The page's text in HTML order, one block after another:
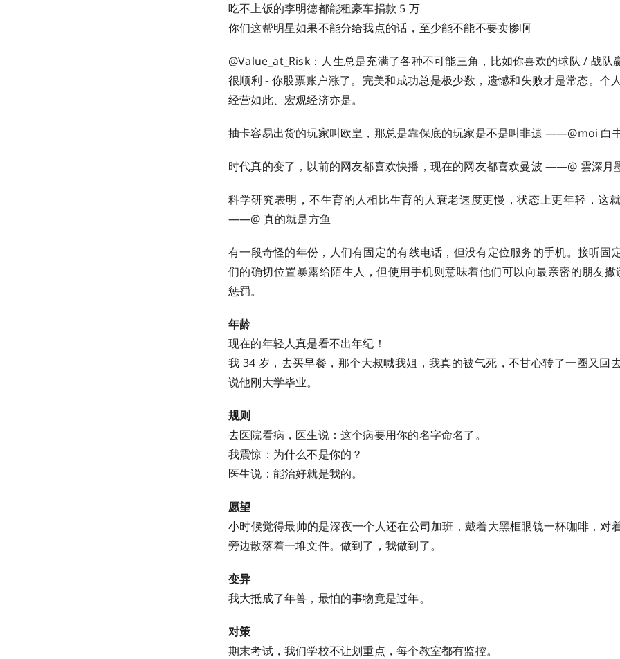
吃不上饭的李明德都能租豪车捐款 5 万
你们这帮明星如果不能分给我点的话，至少能不能不要卖惨啊
@Value_at_Risk：人生总是充满了各种不可能三角，比如你喜欢的球队 / 战队
很顺利 - 你股票账户涨了。完美和成功总是极少数，遗憾和失败才是常态。个
经营如此、宏观经济亦是。 ​​​
抽卡容易出货的玩家叫欧皇，那总是靠保底的玩家是不是叫非遗 ​​​​——@moi 白
时代真的变了，以前的网友都喜欢快播，现在的网友都喜欢曼波 ​​​​——@ 雲深月
科学研究表明，不生育的人相比生育的人衰老速度更慢，状态上更年轻，这
——@ 真的就是方鱼 ​​​
有一段奇怪的年份，人们有固定的有线电话，但没有定位服务的手机。接听固
们的确切位置暴露给陌生人，但使用手机则意味着他们可以向最亲密的朋友
惩罚。
年龄
现在的年轻人真是看不出年纪！
我 34 岁，去买早餐，那个大叔喊我姐，我真的被气死，不甘心转了一圈又回
说他刚大学毕业。
规则
去医院看病，医生说：这个病要用你的名字命名了。
我震惊：为什么不是你的？
医生说：能治好就是我的。
愿望
小时候觉得最帅的是深夜一个人还在公司加班，戴着大黑框眼镜一杯咖啡，对
旁边散落着一堆文件。做到了，我做到了。
变异
我大抵成了年兽，最怕的事物竟是过年。
对策
期末考试，我们学校不让划重点，每个教室都有监控。